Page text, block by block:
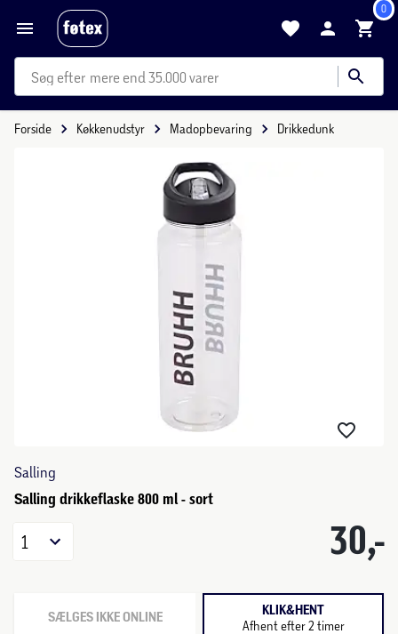
0
mere end 35.000 varer
Forside Køkkenudstyr Madopbevaring Drikkedunk
Salling
Salling drikkeflaske 800 ml - sort
30,-
1
SÆLGES IKKE ONLINE KLIK&HENT
Afhent efter 2 timer